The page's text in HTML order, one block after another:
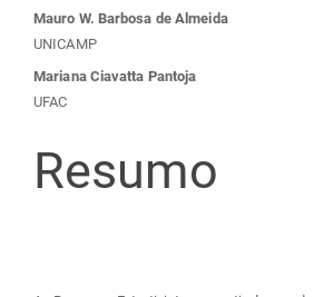
Conteúdo
do
artigo
principal
Mauro W. Barbosa de Almeida
UNICAMP
Mariana Ciavatta Pantoja
UFAC
Resumo